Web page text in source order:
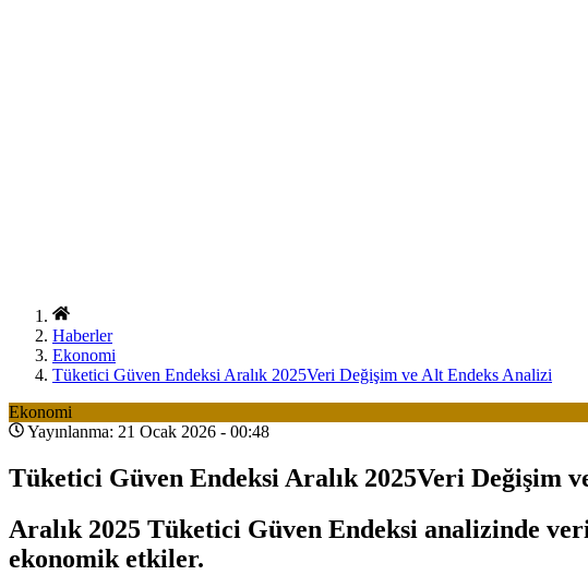
Haberler
Ekonomi
Tüketici Güven Endeksi Aralık 2025Veri Değişim ve Alt Endeks Analizi
Ekonomi
Yayınlanma: 21 Ocak 2026 - 00:48
Tüketici Güven Endeksi Aralık 2025Veri Değişim
Aralık 2025 Tüketici Güven Endeksi analizinde
ekonomik etkiler.